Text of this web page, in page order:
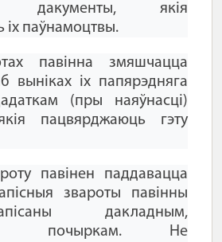
дакументы, якія
паўнамоцтвы.
павінна змяшчацца
выніках іх папярэдняга
(пры наяўнасці)
пацвярджаюць гэту
павінен паддавацца
звароты павінны
дакладным,
почыркам. Не